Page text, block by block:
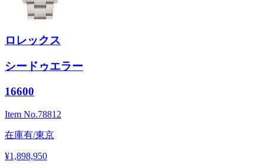
ロレックス
シードゥエラー
16600
Item No.78812
在庫有/東京
¥1,898,950